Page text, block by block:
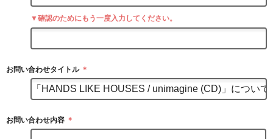
▼確認のためにもう一度入力してください。
お問い合わせタイトル ＊
お問い合わせ内容 ＊